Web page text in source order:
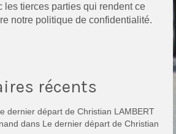
les tierces parties qui rendent ce
notre politique de confidentialité.
récents
dernier départ de Christian LAMBERT
dans Le dernier départ de Christian